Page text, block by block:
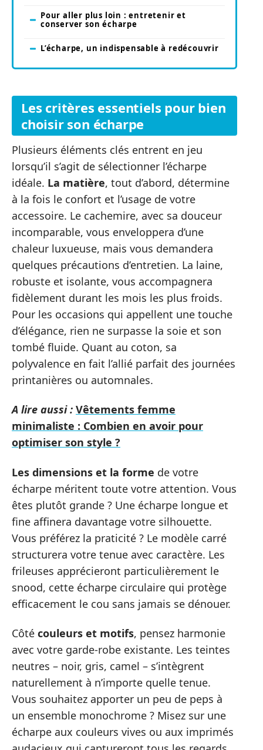
Pour aller plus loin : entretenir et
conserver son écharpe
L’écharpe, un indispensable à redécouvrir
Les critères essentiels pour bien
choisir son écharpe
Plusieurs éléments clés entrent en jeu
lorsqu’il s’agit de sélectionner l’écharpe
idéale. La matière, tout d’abord, détermine
à la fois le confort et l’usage de votre
accessoire. Le cachemire, avec sa douceur
incomparable, vous enveloppera d’une
chaleur luxueuse, mais vous demandera
quelques précautions d’entretien. La laine,
robuste et isolante, vous accompagnera
fidèlement durant les mois les plus froids.
Pour les occasions qui appellent une touche
d’élégance, rien ne surpasse la soie et son
tombé fluide. Quant au coton, sa
polyvalence en fait l’allié parfait des journées
printanières ou automnales.
A lire aussi : Vêtements femme
minimaliste : Combien en avoir pour
optimiser son style ?
Les dimensions et la forme de votre
écharpe méritent toute votre attention. Vous
êtes plutôt grande ? Une écharpe longue et
fine affinera davantage votre silhouette.
Vous préférez la praticité ? Le modèle carré
structurera votre tenue avec caractère. Les
frileuses apprécieront particulièrement le
snood, cette écharpe circulaire qui protège
efficacement le cou sans jamais se dénouer.
Côté couleurs et motifs, pensez harmonie
avec votre garde-robe existante. Les teintes
neutres – noir, gris, camel – s’intègrent
naturellement à n’importe quelle tenue.
Vous souhaitez apporter un peu de peps à
un ensemble monochrome ? Misez sur une
écharpe aux couleurs vives ou aux imprimés